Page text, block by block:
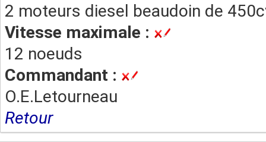
2 moteurs diesel beaudoin de
Vitesse maximale :
12 noeuds
Commandant :
O.E.Letourneau
Retour